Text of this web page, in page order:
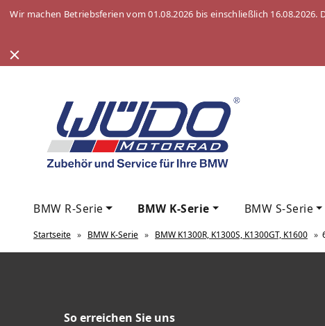
Wir machen Betriebsferien vom 01.08.2026 bis einschließlich
BMW R-Serie BMW K-Serie BMW S-Serie
Startseite » BMW K-Serie » BMW K1300R, K1300S, K1300GT, K1600 »
So erreichen Sie uns